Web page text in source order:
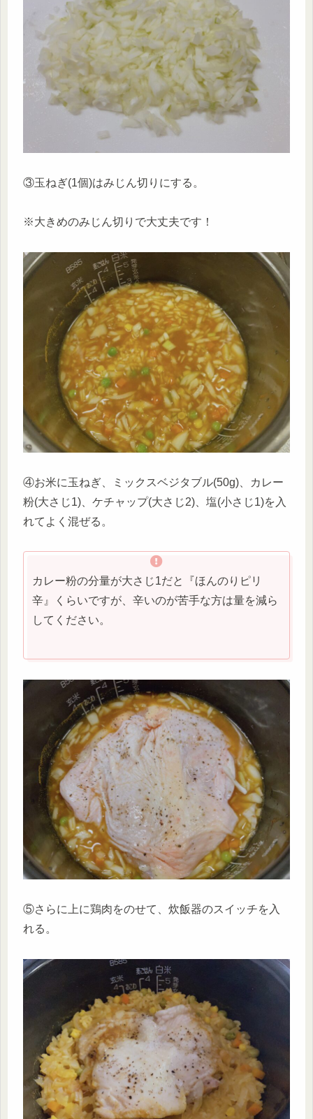
③玉ねぎ(1個)はみじん切りにする。
※大きめのみじん切りで大丈夫です！
④お米に玉ねぎ、ミックスベジタブル(50g)、カレー
粉(大さじ1)、ケチャップ(大さじ2)、塩(小さじ1)を入
れてよく混ぜる。
カレー粉の分量が大さじ1だと『ほんのりピリ
辛』くらいですが、辛いのが苦手な方は量を減ら
してください。
⑤さらに上に鶏肉をのせて、炊飯器のスイッチを入
れる。